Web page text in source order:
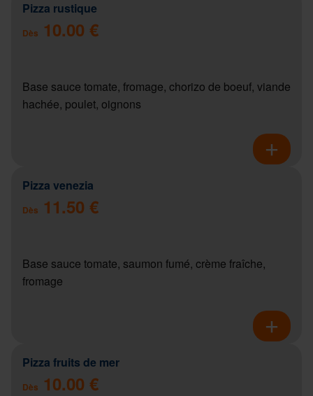
Pizza rustique
Dès 10.00 €
Base sauce tomate, fromage, chorizo de boeuf, viande
hachée, poulet, oignons
Pizza venezia
Dès 11.50 €
Base sauce tomate, saumon fumé, crème fraîche,
fromage
Pizza fruits de mer
Dès 10.00 €